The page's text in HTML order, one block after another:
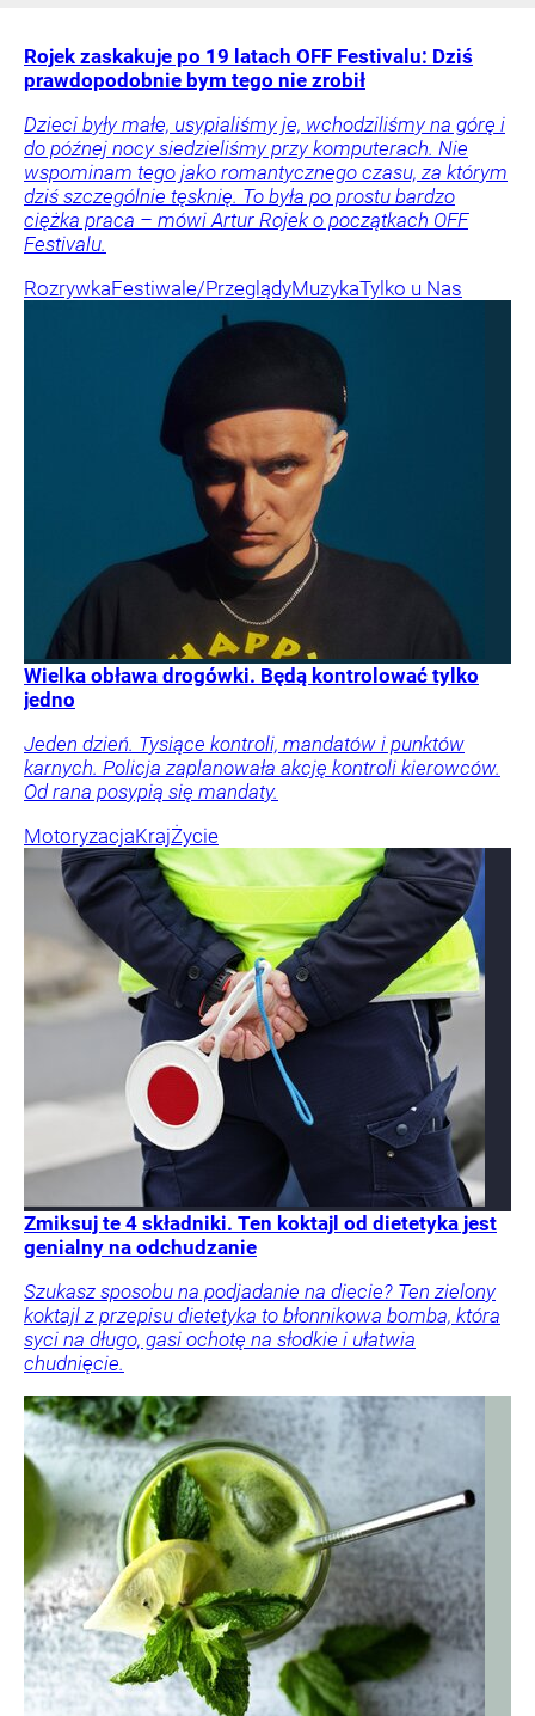
Rojek zaskakuje po 19 latach OFF Festivalu: Dziś
prawdopodobnie bym tego nie zrobił
Dzieci były małe, usypialiśmy je, wchodziliśmy na górę i
do późnej nocy siedzieliśmy przy komputerach. Nie
wspominam tego jako romantycznego czasu, za którym
dziś szczególnie tęsknię. To była po prostu bardzo
ciężka praca – mówi Artur Rojek o początkach OFF
Festivalu.
RozrywkaFestiwale/PrzeglądyMuzykaTylko u Nas
Wielka obława drogówki. Będą kontrolować tylko
jedno
Jeden dzień. Tysiące kontroli, mandatów i punktów
karnych. Policja zaplanowała akcję kontroli kierowców.
Od rana posypią się mandaty.
MotoryzacjaKrajŻycie
Zmiksuj te 4 składniki. Ten koktajl od dietetyka jest
genialny na odchudzanie
Szukasz sposobu na podjadanie na diecie? Ten zielony
koktajl z przepisu dietetyka to błonnikowa bomba, która
syci na długo, gasi ochotę na słodkie i ułatwia
chudnięcie.